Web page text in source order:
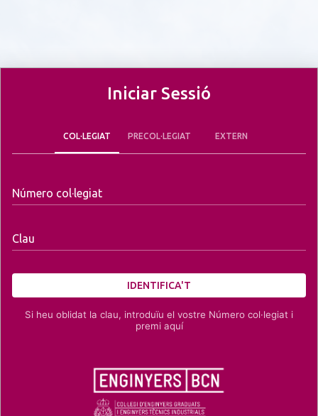
Iniciar Sessió
COL·LEGIAT PRECOL·LEGIAT EXTERN
Número col·legiat
Clau
IDENTIFICA'T
Si heu oblidat la clau, introduïu el vostre Número col·legiat i
premi aquí